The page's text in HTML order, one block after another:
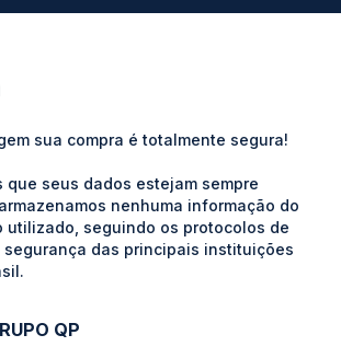
sua compra é totalmente segura!
que seus dados estejam sempre
nenhuma informação do
utilizado, seguindo os protocolos de
das principais instituições
QP